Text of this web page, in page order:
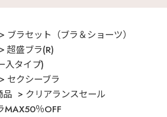
ブラセット（ブラ＆ショーツ）
超盛ブラ(R)
入タイプ)
セクシーブラ
品
クリアランスセール
MAX50％OFF